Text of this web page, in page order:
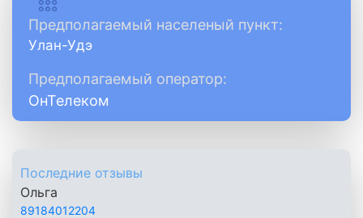
Предполагаемый населеный пункт:
Улан-Удэ
Предполагаемый оператор:
ОнТелеком
Последние отзывы
Ольга
89184012204